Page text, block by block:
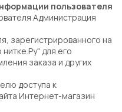
пользователя
Администрация
зарегистрированного на
для его
заказа и других
доступа к
Интернет-магазин